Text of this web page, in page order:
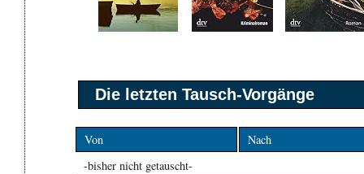
Die letzten Tausch-Vorgänge
Von
Nach
-bisher nicht getauscht-